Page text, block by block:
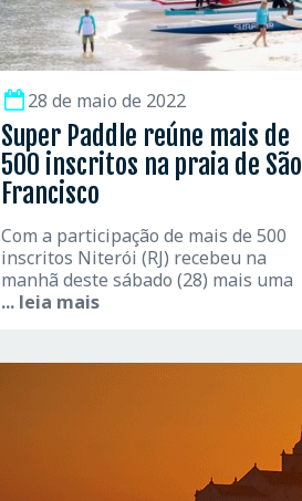
28 de maio de 2022
Super Paddle reúne mais de
500 inscritos na praia de São
Francisco
Com a participação de mais de 500
inscritos Niterói (RJ) recebeu na
manhã deste sábado (28) mais uma
... leia mais